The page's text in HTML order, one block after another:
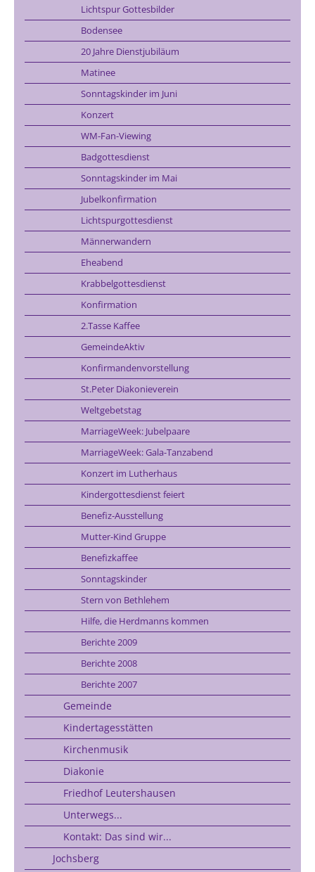
Lichtspur Gottesbilder
Bodensee
20 Jahre Dienstjubiläum
Matinee
Sonntagskinder im Juni
Konzert
WM-Fan-Viewing
Badgottesdienst
Sonntagskinder im Mai
Jubelkonfirmation
Lichtspurgottesdienst
Männerwandern
Eheabend
Krabbelgottesdienst
Konfirmation
2.Tasse Kaffee
GemeindeAktiv
Konfirmandenvorstellung
St.Peter Diakonieverein
Weltgebetstag
MarriageWeek: Jubelpaare
MarriageWeek: Gala-Tanzabend
Konzert im Lutherhaus
Kindergottesdienst feiert
Benefiz-Ausstellung
Mutter-Kind Gruppe
Benefizkaffee
Sonntagskinder
Stern von Bethlehem
Hilfe, die Herdmanns kommen
Berichte 2009
Berichte 2008
Berichte 2007
Gemeinde
Kindertagesstätten
Kirchenmusik
Diakonie
Friedhof Leutershausen
Unterwegs...
Kontakt: Das sind wir...
Jochsberg